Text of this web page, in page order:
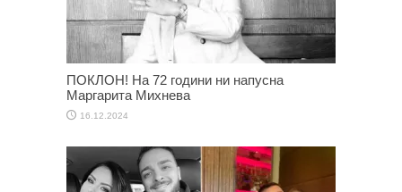
ПОКЛОН! На 72 години ни напусна
Маргарита Михнева
16.12.2024